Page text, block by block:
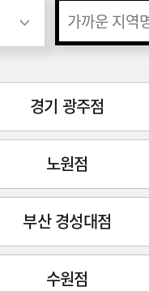
경기 광주점
노원점
부산 경성대점
수원점